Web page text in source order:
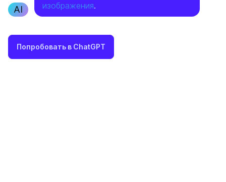
AI
изображения.
Попробовать в ChatGPT